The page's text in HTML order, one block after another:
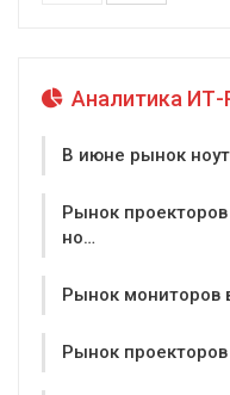
Аналитика
В июне рынок
Рынок
но…
Рынок мониторов
Рынок